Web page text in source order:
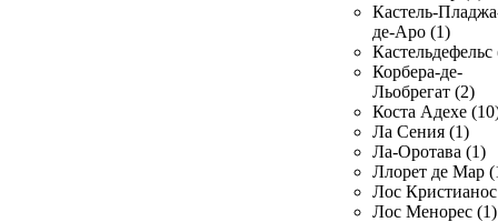
Кастель-
де-Аро (1)
Кастельдефельс
Корбера-де-
Льобрегат (2)
Коста Адехе
Ла Сения (1)
Ла-Оротава (1)
Ллорет де Мар
Лос
Лос Менорес (1)